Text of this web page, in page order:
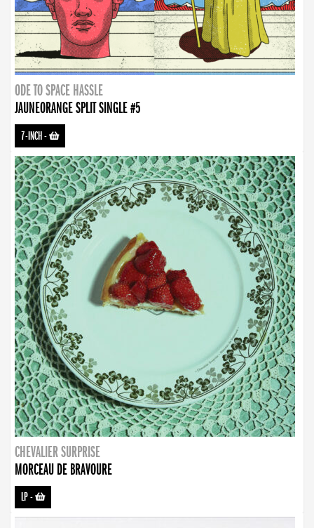
ODE TO SPACE HASSLE
JAUNEORANGE SPLIT SINGLE #5
7-INCH-
CHEVALIER SURPRISE
MORCEAU DE BRAVOURE
LP-